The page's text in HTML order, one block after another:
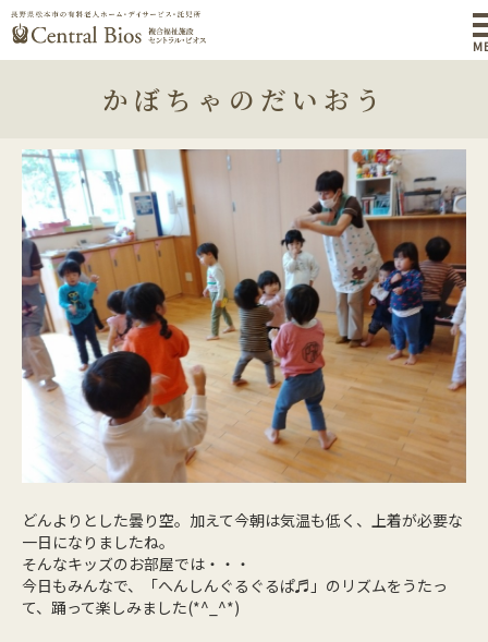
かぼちゃのだいおう
どんよりとした曇り空。加えて今朝は気温も低く、上着が必要な
一日になりましたね。
そんなキッズのお部屋では・・・
今日もみんなで、「へんしんぐるぐるぱ♬」のリズムをうたっ
て、踊って楽しみました(*^_^*)